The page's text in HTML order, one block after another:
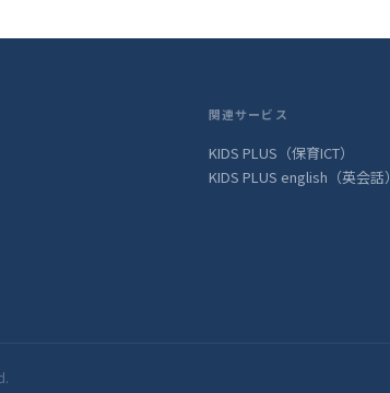
関連サービス
KIDS PLUS（保育ICT）
KIDS PLUS english（英会話）